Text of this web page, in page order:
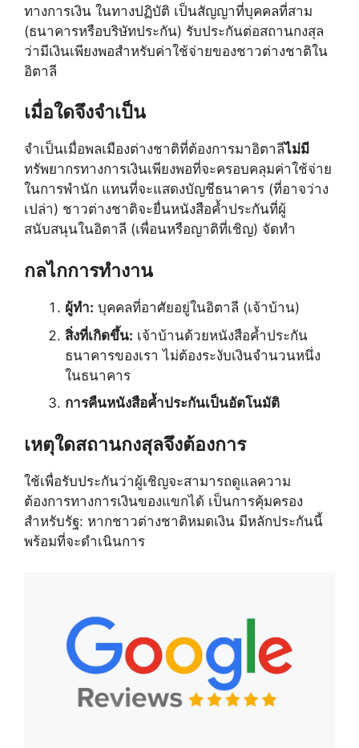
ทางการเงิน ในทางปฏิบัติ เป็นสัญญาที่บุคคลที่สาม
(ธนาคารหรือบริษัทประกัน) รับประกันต่อสถานกงสุล
ว่ามีเงินเพียงพอสำหรับค่าใช้จ่ายของชาวต่างชาติใน
อิตาลี
เมื่อใดจึงจำเป็น
จำเป็นเมื่อพลเมืองต่างชาติที่ต้องการมาอิตาลีไม่มี
ทรัพยากรทางการเงินเพียงพอที่จะครอบคลุมค่าใช้จ่าย
ในการพำนัก แทนที่จะแสดงบัญชีธนาคาร (ที่อาจว่าง
เปล่า) ชาวต่างชาติจะยื่นหนังสือค้ำประกันที่ผู้
สนับสนุนในอิตาลี (เพื่อนหรือญาติที่เชิญ) จัดทำ
กลไกการทำงาน
ผู้ทำ: บุคคลที่อาศัยอยู่ในอิตาลี (เจ้าบ้าน)
สิ่งที่เกิดขึ้น: เจ้าบ้านด้วยหนังสือค้ำประกัน
ธนาคารของเรา ไม่ต้องระงับเงินจำนวนหนึ่ง
ในธนาคาร
การคืนหนังสือค้ำประกันเป็นอัตโนมัติ
เหตุใดสถานกงสุลจึงต้องการ
ใช้เพื่อรับประกันว่าผู้เชิญจะสามารถดูแลความ
ต้องการทางการเงินของแขกได้ เป็นการคุ้มครอง
สำหรับรัฐ: หากชาวต่างชาติหมดเงิน มีหลักประกันนี้
พร้อมที่จะดำเนินการ